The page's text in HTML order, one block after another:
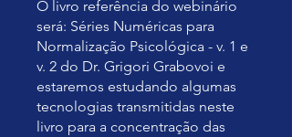
O livro referência do webinário
será: Séries Numéricas para
Normalização Psicológica - v. 1 e
v. 2 do Dr. Grigori Grabovoi e
estaremos estudando algumas
tecnologias transmitidas neste
livro para a concentração das